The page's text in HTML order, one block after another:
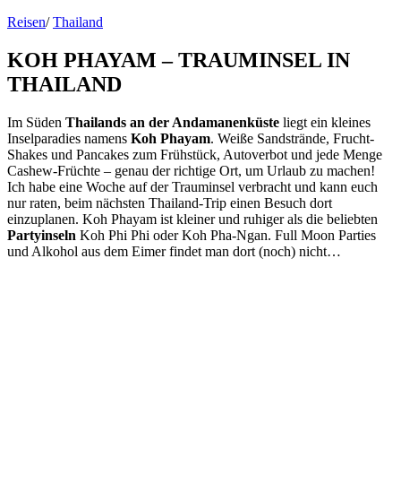
Reisen/ Thailand
KOH PHAYAM – TRAUMINSEL IN
THAILAND
Im Süden Thailands an der Andamanenküste liegt ein kleines
Inselparadies namens Koh Phayam. Weiße Sandstrände, Frucht-
Shakes und Pancakes zum Frühstück, Autoverbot und jede Menge
Cashew-Früchte – genau der richtige Ort, um Urlaub zu machen!
Ich habe eine Woche auf der Trauminsel verbracht und kann euch
nur raten, beim nächsten Thailand-Trip einen Besuch dort
einzuplanen. Koh Phayam ist kleiner und ruhiger als die beliebten
Partyinseln Koh Phi Phi oder Koh Pha-Ngan. Full Moon Parties
und Alkohol aus dem Eimer findet man dort (noch) nicht…